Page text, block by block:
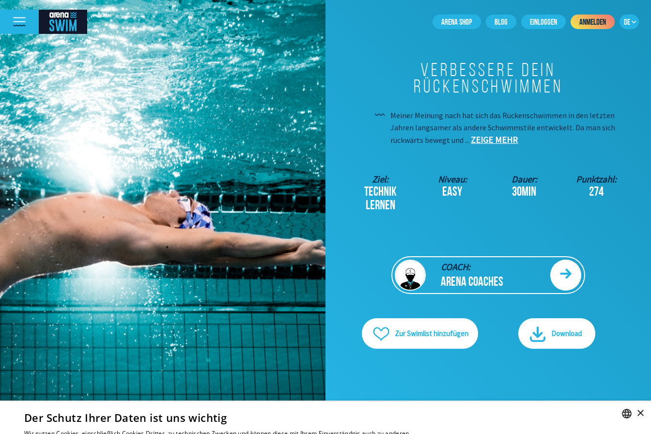
ARENA SHOP BLOG EINLOGGEN ANMELDEN DE
Verbessere dein
Rückenschwimmen
Meiner Meinung nach hat sich das Rückenschwimmen in den letzten
Jahren langsamer als andere Schwimmstile entwickelt. Da man sich
rückwärts bewegt und ... ZEIGE MEHR
Ziel:
TECHNIK
LERNEN
Niveau:
EASY
Dauer:
30MIN
Punktzahl:
274
COACH:
ARENA COACHES
Zur Swimlist hinzufügen Download
×
Der Schutz Ihrer Daten ist uns wichtig